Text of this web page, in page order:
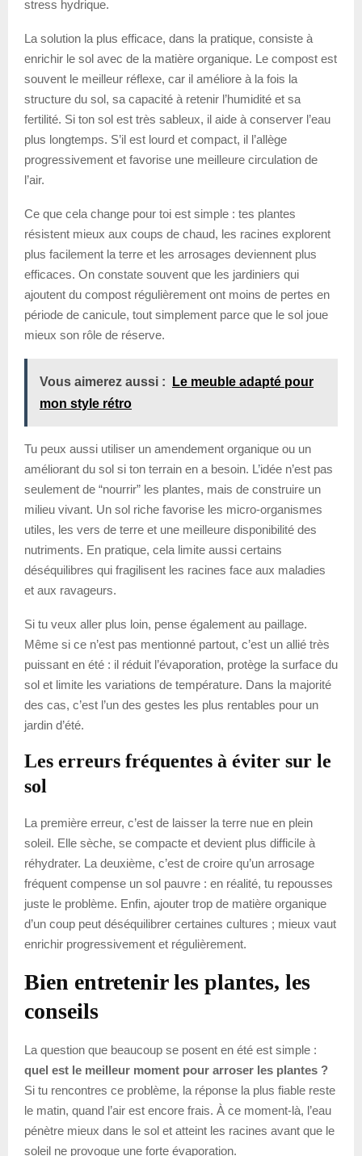
stress hydrique.
La solution la plus efficace, dans la pratique, consiste à
enrichir le sol avec de la matière organique. Le compost est
souvent le meilleur réflexe, car il améliore à la fois la
structure du sol, sa capacité à retenir l’humidité et sa
fertilité. Si ton sol est très sableux, il aide à conserver l’eau
plus longtemps. S’il est lourd et compact, il l’allège
progressivement et favorise une meilleure circulation de
l’air.
Ce que cela change pour toi est simple : tes plantes
résistent mieux aux coups de chaud, les racines explorent
plus facilement la terre et les arrosages deviennent plus
efficaces. On constate souvent que les jardiniers qui
ajoutent du compost régulièrement ont moins de pertes en
période de canicule, tout simplement parce que le sol joue
mieux son rôle de réserve.
Vous aimerez aussi :
Le meuble adapté pour
mon style rétro
Tu peux aussi utiliser un amendement organique ou un
améliorant du sol si ton terrain en a besoin. L’idée n’est pas
seulement de “nourrir” les plantes, mais de construire un
milieu vivant. Un sol riche favorise les micro-organismes
utiles, les vers de terre et une meilleure disponibilité des
nutriments. En pratique, cela limite aussi certains
déséquilibres qui fragilisent les racines face aux maladies
et aux ravageurs.
Si tu veux aller plus loin, pense également au paillage.
Même si ce n’est pas mentionné partout, c’est un allié très
puissant en été : il réduit l’évaporation, protège la surface du
sol et limite les variations de température. Dans la majorité
des cas, c’est l’un des gestes les plus rentables pour un
jardin d’été.
Les erreurs fréquentes à éviter sur le
sol
La première erreur, c’est de laisser la terre nue en plein
soleil. Elle sèche, se compacte et devient plus difficile à
réhydrater. La deuxième, c’est de croire qu’un arrosage
fréquent compense un sol pauvre : en réalité, tu repousses
juste le problème. Enfin, ajouter trop de matière organique
d’un coup peut déséquilibrer certaines cultures ; mieux vaut
enrichir progressivement et régulièrement.
Bien entretenir les plantes, les
conseils
La question que beaucoup se posent en été est simple :
quel est le meilleur moment pour arroser les plantes ?
Si tu rencontres ce problème, la réponse la plus fiable reste
le matin, quand l’air est encore frais. À ce moment-là, l’eau
pénètre mieux dans le sol et atteint les racines avant que le
soleil ne provoque une forte évaporation.